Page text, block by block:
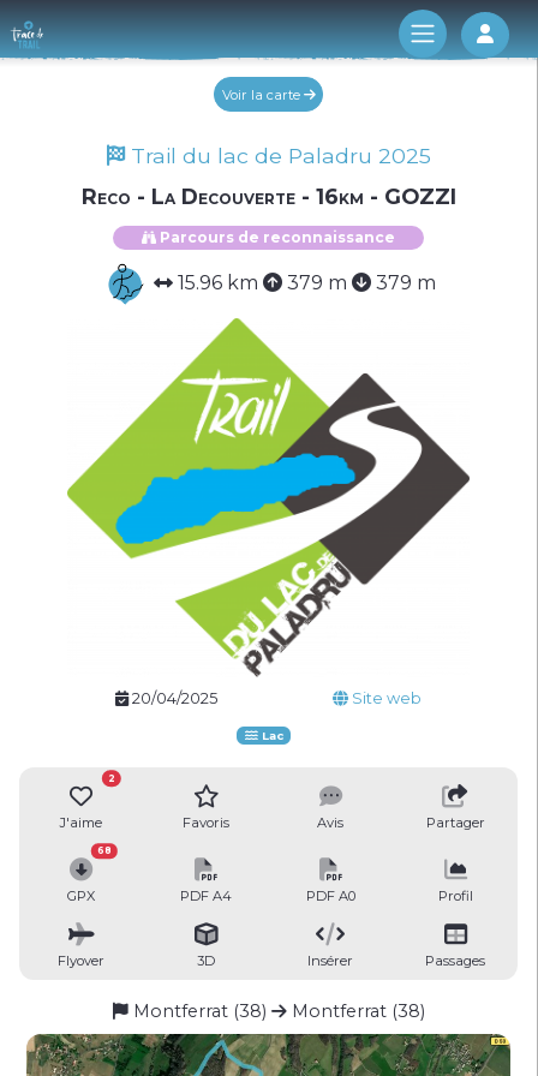
Log
Voir la carte
Trail du lac de Paladru 2025
Reco - La Decouverte - 16km - GOZZI
Parcours de reconnaissance
15.96 km 379 m 379 m
20/04/2025 Site web
Lac
J'aime
2
Favoris Avis Partager
GPX
68
PDF A4 PDF A0 Profil
Flyover 3D Insérer Passages
Montferrat (38) Montferrat (38)